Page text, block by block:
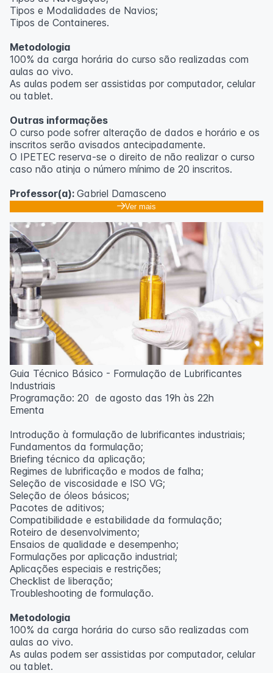
Outras informações
inscritos serão avisados ​​antecipadamente.
O IPETEC reserva-se o direito de não realizar o curso
caso não atinja o número mínimo de 20 inscritos.
Professora:
Tipos e Modalidades de Navios;
Tipos de Containeres.
Metodologia
100% da carga horária do curso são realizadas com
aulas ao vivo.
As aulas podem ser assistidas por computador, celular
ou tablet.
Outras informações
O curso pode sofrer alteração de dados e horário e os
inscritos serão avisados ​​antecipadamente.
O IPETEC reserva-se o direito de não realizar o curso
caso não atinja o número mínimo de 20 inscritos.
Professor(a): Gabriel Damasceno
Ver mais
Guia Técnico Básico - Formulação de Lubrificantes
Industriais
Programação: 20 de agosto das 19h às 22h
Ementa
Introdução à formulação de lubrificantes industriais;
Fundamentos da formulação;
Briefing técnico da aplicação;
Regimes de lubrificação e modos de falha;
Seleção de viscosidade e ISO VG;
Seleção de óleos básicos;
Pacotes de aditivos;
Compatibilidade e estabilidade da formulação;
Roteiro de desenvolvimento;
Ensaios de qualidade e desempenho;
Formulações por aplicação industrial;
Aplicações especiais e restrições;
Checklist de liberação;
Troubleshooting de formulação.
Metodologia
100% da carga horária do curso são realizadas com
aulas ao vivo.
As aulas podem ser assistidas por computador, celular
ou tablet.